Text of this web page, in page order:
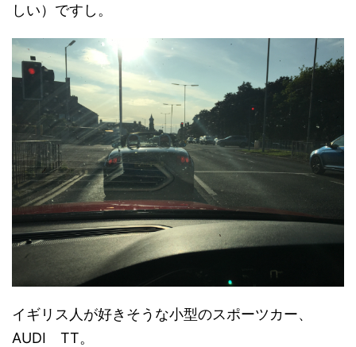
しい）ですし。
イギリス人が好きそうな小型のスポーツカー、
AUDI TT。